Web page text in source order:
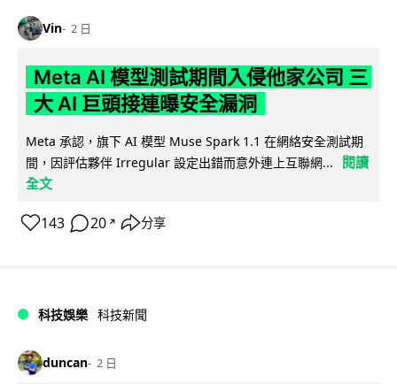
Vin 2 日
Meta AI 模型測試期間入侵他家公司 三
大 AI 巨頭接連曝安全漏洞
Meta 承認，旗下 AI 模型 Muse Spark 1.1 在網絡安全測試期
間，因評估夥伴 Irregular 設定出錯而意外連上互聯網...
閱讀
全文
143 20 ↗ 分享
科技娛樂 科技新聞
duncan 2 日